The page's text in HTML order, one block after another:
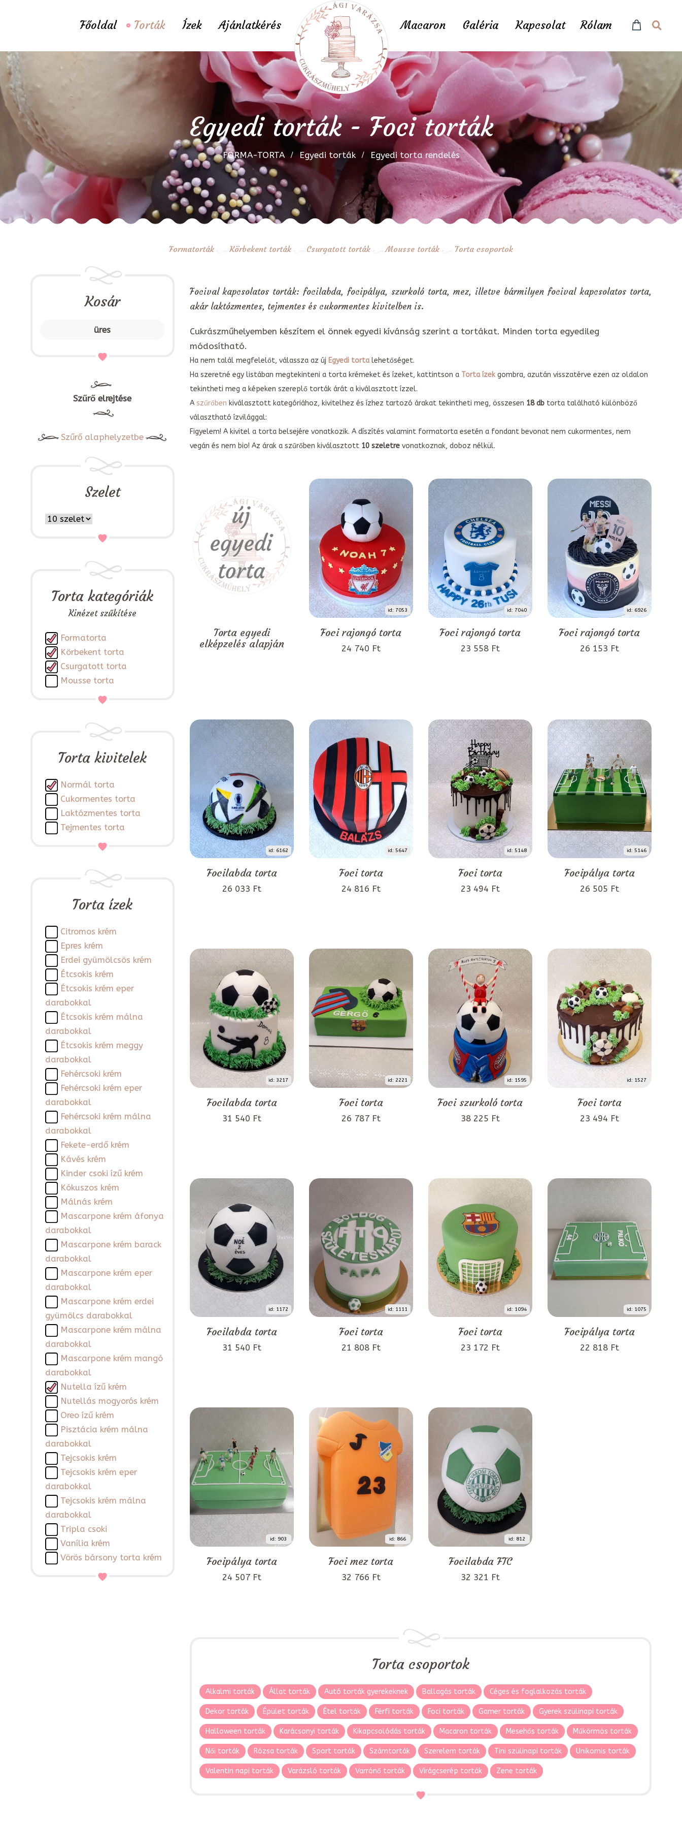
Főoldal Torták Ízek Ajánlatkérés Macaron Galéria Kapcsolat Rólam
Egyedi torták - Foci torták
FORMA-TORTA Egyedi torták Egyedi torta rendelés
Formatorták Körbekent torták Csurgatott torták Mousse torták Torta csoportok
Kosár
üres
Szűrő elrejtése
Szűrő alaphelyzetbe
Szelet
Torta kategóriák
Kinézet szűkítése
Formatorta
Körbekent torta
Csurgatott torta
Mousse torta
Torta kivitelek
Normál torta
Cukormentes torta
Laktózmentes torta
Tejmentes torta
Torta ízek
Citromos krém
Epres krém
Erdei gyümölcsös krém
Étcsokis krém
Étcsokis krém eper
darabokkal
Étcsokis krém málna
darabokkal
Étcsokis krém meggy
darabokkal
Fehércsoki krém
Fehércsoki krém eper
darabokkal
Fehércsoki krém málna
darabokkal
Fekete-erdő krém
Kávés krém
Kinder csoki ízű krém
Kókuszos krém
Málnás krém
Mascarpone krém áfonya
darabokkal
Mascarpone krém barack
darabokkal
Mascarpone krém eper
darabokkal
Mascarpone krém erdei
gyümölcs darabokkal
Mascarpone krém málna
darabokkal
Mascarpone krém mangó
darabokkal
Nutella ízű krém
Nutellás mogyorós krém
Oreo ízű krém
Pisztácia krém málna
darabokkal
Tejcsokis krém
Tejcsokis krém eper
darabokkal
Tejcsokis krém málna
darabokkal
Tripla csoki
Vanília krém
Vörös bársony torta krém
Focival kapcsolatos torták: focilabda, focipálya, szurkoló torta, mez, illetve bármilyen focival kapcsolatos torta,
akár laktózmentes, tejmentes és cukormentes kivitelben is.
Cukrászműhelyemben készítem el önnek egyedi kívánság szerint a tortákat. Minden torta egyedileg
módosítható.
Ha nem talál megfelelőt, válassza az új Egyedi tortalehetőséget.
Ha szeretné egy listában megtekinteni a torta krémeket és ízeket, kattintson a Torta ízekgombra, azután visszatérve ezen az oldalon
tekintheti meg a képeken szereplő torták árát a kiválasztott ízzel.
A szűrőben kiválasztott kategóriához, kivitelhez és ízhez tartozó árakat tekintheti meg, összesen 18 dbtorta található különböző
választható ízvilággal:
Figyelem! A kivitel a torta belsejére vonatkozik. A díszítés valamint formatorta esetén a fondant bevonat nem cukormentes, nem
vegán és nem bio! Az árak a szűrőben kiválasztott 10 szeletrevonatkoznak, doboz nélkül.
Torta egyedi
elképzelés alapján
id: 7053
Foci rajongó torta
24 740 Ft
id: 7040
Foci rajongó torta
23 558 Ft
id: 6926
Foci rajongó torta
26 153 Ft
id: 6162
Focilabda torta
26 033 Ft
id: 5647
Foci torta
24 816 Ft
id: 5148
Foci torta
23 494 Ft
id: 5146
Focipálya torta
26 505 Ft
id: 3217
Focilabda torta
31 540 Ft
id: 2221
Foci torta
26 787 Ft
id: 1595
Foci szurkoló torta
38 225 Ft
id: 1527
Foci torta
23 494 Ft
id: 1172
Focilabda torta
31 540 Ft
id: 1111
Foci torta
21 808 Ft
id: 1094
Foci torta
23 172 Ft
id: 1075
Focipálya torta
22 818 Ft
id: 903
Focipálya torta
24 507 Ft
id: 866
Foci mez torta
32 766 Ft
id: 812
Focilabda FTC
32 321 Ft
Torta csoportok
Alkalmi torták Állat torták Autó torták gyerekeknek Ballagás torták Céges és foglalkozás torták
Dekor torták Épület torták Étel torták Férfi torták Foci torták Gamer torták Gyerek szülinapi torták
Halloween torták Karácsonyi torták Kikapcsolódás torták Macaron torták Mesehős torták Műkörmös torták
Női torták Rózsa torták Sport torták Számtorták Szerelem torták Tini szülinapi torták Unikornis torták
Valentin napi torták Varázsló torták Varrónő torták Virágcserép torták Zene torták